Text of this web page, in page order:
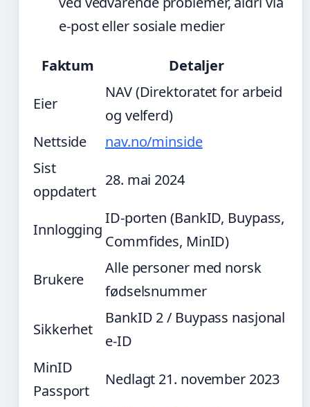
e-post eller sosiale medier
Faktum Detaljer
Eier
NAV (Direktoratet for arbeid
og velferd)
Nettside
nav.no/minside
Sist
oppdatert
28. mai 2024
Innlogging
ID-porten (BankID, Buypass,
Commfides, MinID)
Brukere
Alle personer med norsk
fødselsnummer
Sikkerhet
BankID 2 / Buypass nasjonal
e-ID
MinID
Passport
Nedlagt 21. november 2023